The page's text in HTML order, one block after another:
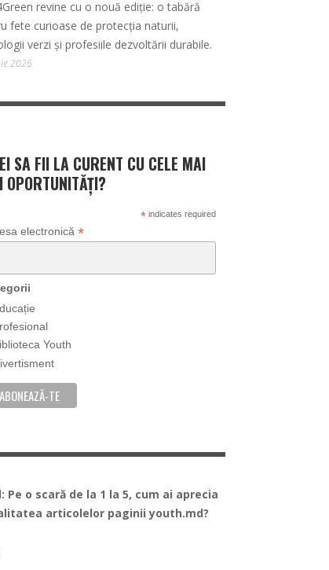
revine cu o nouă ediție: o tabără
fete curioase de protecția naturii,
verzi și profesiile dezvoltării durabile.
2026
SA FII LA CURENT CU CELE MAI
OPORTUNITĂȚI?
*indicates required
electronică *
Youth
Pe o scară de la 1 la 5, cum ai aprecia
articolelor paginii youth.md?